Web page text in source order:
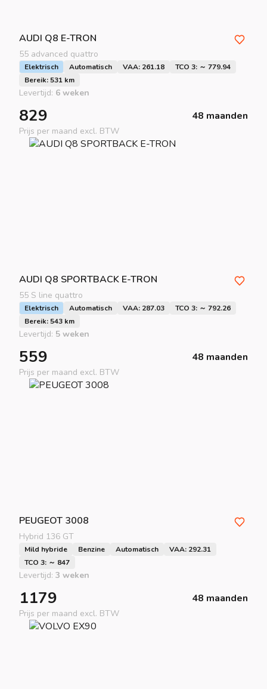
AUDI Q8 E-TRON
55 advanced quattro
Elektrisch Automatisch VAA: 261.18
TCO 3: ～ 779.94
Bereik: 531 km
Levertijd: 6 weken
829 48 maanden
Prijs per maand excl. BTW
AUDI Q8 SPORTBACK E-TRON
55 S line quattro
Elektrisch Automatisch VAA: 287.03
TCO 3: ～ 792.26
Bereik: 543 km
Levertijd: 5 weken
559 48 maanden
Prijs per maand excl. BTW
PEUGEOT 3008
Hybrid 136 GT
Mild hybride Benzine Automatisch
VAA: 292.31
TCO 3: ～ 847
Levertijd: 3 weken
1179 48 maanden
Prijs per maand excl. BTW